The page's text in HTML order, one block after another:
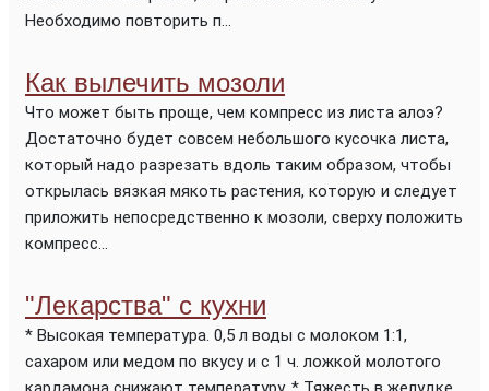
Необходимо повторить п...
Как вылечить мозоли
Что может быть проще, чем компресс из листа алоэ?
Достаточно будет совсем небольшого кусочка листа,
который надо разрезать вдоль таким образом, чтобы
открылась вязкая мякоть растения, которую и следует
приложить непосредственно к мозоли, сверху положить
компресс...
"Лекарства" с кухни
* Высокая температура. 0,5 л воды с молоком 1:1,
сахаром или медом по вкусу и с 1 ч. ложкой молотого